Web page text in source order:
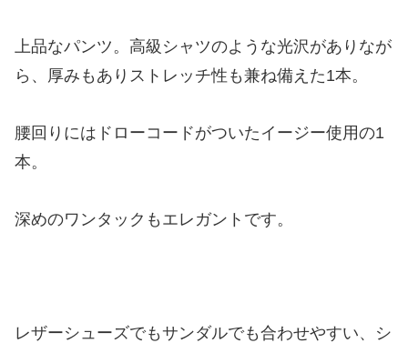
上品なパンツ。高級シャツのような光沢がありなが
ら、厚みもありストレッチ性も兼ね備えた1本。
腰回りにはドローコードがついたイージー使用の1
本。
深めのワンタックもエレガントです。
レザーシューズでもサンダルでも合わせやすい、シ